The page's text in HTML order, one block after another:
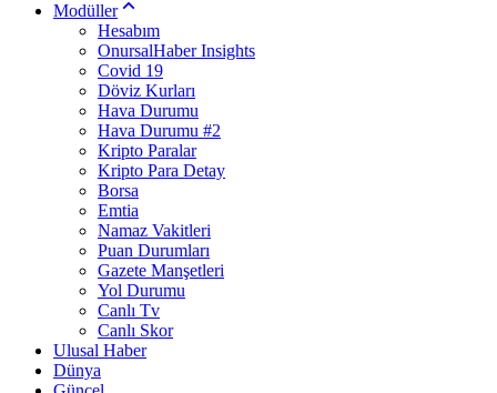
Modüller
Hesabım
OnursalHaber Insights
Covid 19
Döviz Kurları
Hava Durumu
Hava Durumu #2
Kripto Paralar
Kripto Para Detay
Borsa
Emtia
Namaz Vakitleri
Puan Durumları
Gazete Manşetleri
Yol Durumu
Canlı Tv
Canlı Skor
Ulusal Haber
Dünya